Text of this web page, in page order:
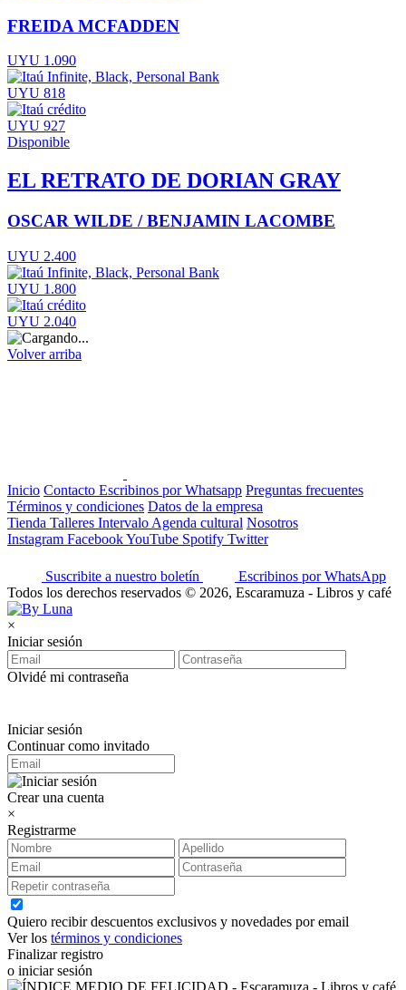
FREIDA MCFADDEN
UYU 1.090
UYU 818
UYU 927
Disponible
EL RETRATO DE DORIAN GRAY
OSCAR WILDE / BENJAMIN LACOMBE
UYU 2.400
UYU 1.800
UYU 2.040
Volver arriba
Inicio Contacto Escribinos por Whatsapp Preguntas frecuentes
Términos y condiciones Datos de la empresa
Tienda Talleres Intervalo Agenda cultural Nosotros
Instagram FacebookYouTube Spotify Twitter
Suscribite a nuestro boletín
Escribinos por WhatsApp
Todos los derechos reservados © 2026, Escaramuza - Libros y café
×
Iniciar sesión
Olvidé mi contraseña
Iniciar sesión
Continuar como invitado
Crear una cuenta
×
Registrarme
Quiero recibir descuentos exclusivos y novedades por email
Ver los términos y condiciones
Finalizar registro
o iniciar sesión